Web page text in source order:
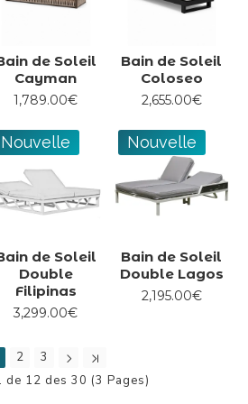
de Soleil
Cayman
1,789.00€
Bain de Soleil
Coloseo
2,655.00€
Nouvelle
de Soleil
Double
Filipinas
3,299.00€
Nouvelle
Bain de Soleil
Double Lagos
2,195.00€
2
3
de 12 des 30 (3 Pages)